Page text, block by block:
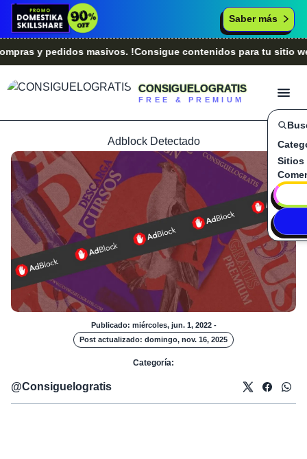
Saber más
y pedidos masivos. !Consigue contenidos para tu sitio
CONSIGUELOGRATIS
FREE & PREMIUM
Sitios
Adblock Detectado
Publicado: miércoles, jun. 1, 2022 -
Post actualizado: domingo, nov. 16, 2025
Categoría:
@Consiguelogratis